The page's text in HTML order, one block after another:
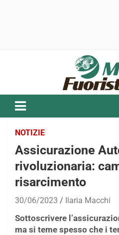
NOTIZIE
Assicurazione
rivoluzionaria:
risarcimento
30/06/2023 Ilaria Macchi
Sottoscrivere
ma si teme spesso che i